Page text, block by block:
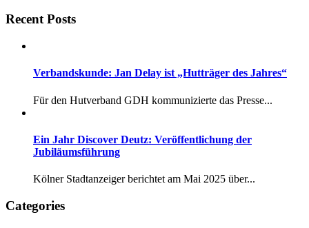
Recent Posts
Verbandskunde: Jan Delay ist „Hutträger des Jahres“
Für den Hutverband GDH kommunizierte das Presse...
Ein Jahr Discover Deutz: Veröffentlichung der
Jubiläumsführung
Kölner Stadtanzeiger berichtet am Mai 2025 über...
Categories